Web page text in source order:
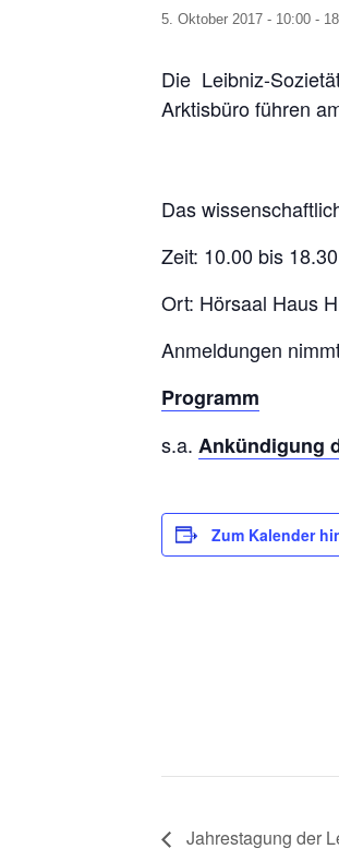
5. Oktober 2017 - 10:00 -
Die Leibniz-
Arktisbüro führen
Das
Zeit: 10.00 bis
Ort: Hörsaal Haus
Anmeldungen
Programm
s.a. Ankündigung
Zum Kalender
Jahrestagung der